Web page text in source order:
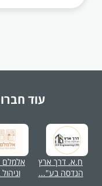
עוד
ח.א. דרך ארץ
הנדסה בע"...
אלמלם